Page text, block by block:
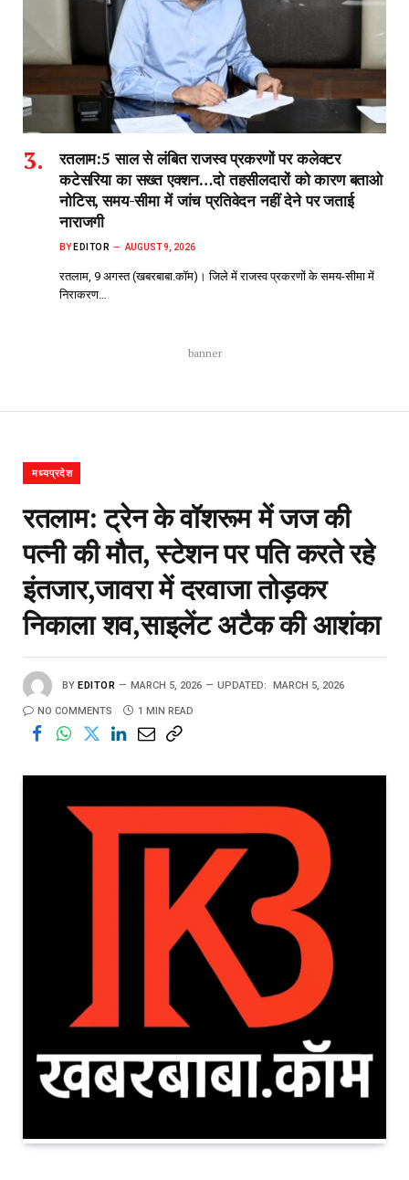
रतलाम:5 साल से लंबित राजस्व प्रकरणों पर कलेक्टर
कटेसरिया का सख्त एक्शन…दो तहसीलदारों को कारण बताओ
नोटिस, समय-सीमा में जांच प्रतिवेदन नहीं देने पर जताई
नाराजगी
BY EDITOR AUGUST 9, 2026
रतलाम, 9 अगस्त (खबरबाबा.कॉम)। जिले में राजस्व प्रकरणों के समय-सीमा में
निराकरण…
banner
मध्यप्रदेश
रतलाम: ट्रेन के वॉशरूम में जज की
पत्नी की मौत, स्टेशन पर पति करते रहे
इंतजार,जावरा में दरवाजा तोड़कर
निकाला शव,साइलेंट अटैक की आशंका
BY EDITOR MARCH 5, 2026 UPDATED: MARCH 5, 2026
NO COMMENTS 1 MIN READ